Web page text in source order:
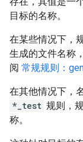
目标的名称。
在某些情况下，
生成的文件名称
阅 常规规则：
在其他情况下，
*_test 规则，
称。